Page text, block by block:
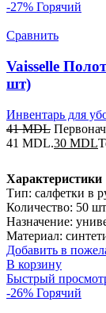
-27% Горячий
Сравнить
Vaisselle
шт)
Инвентарь для
41MDL
41 MDL.30 MDL
Характеристики
Тип: салфетки в
Количество: 50 шт
Назначение:
Материал:
Добавить в
В корзину
Быстрый
-26% Горячий